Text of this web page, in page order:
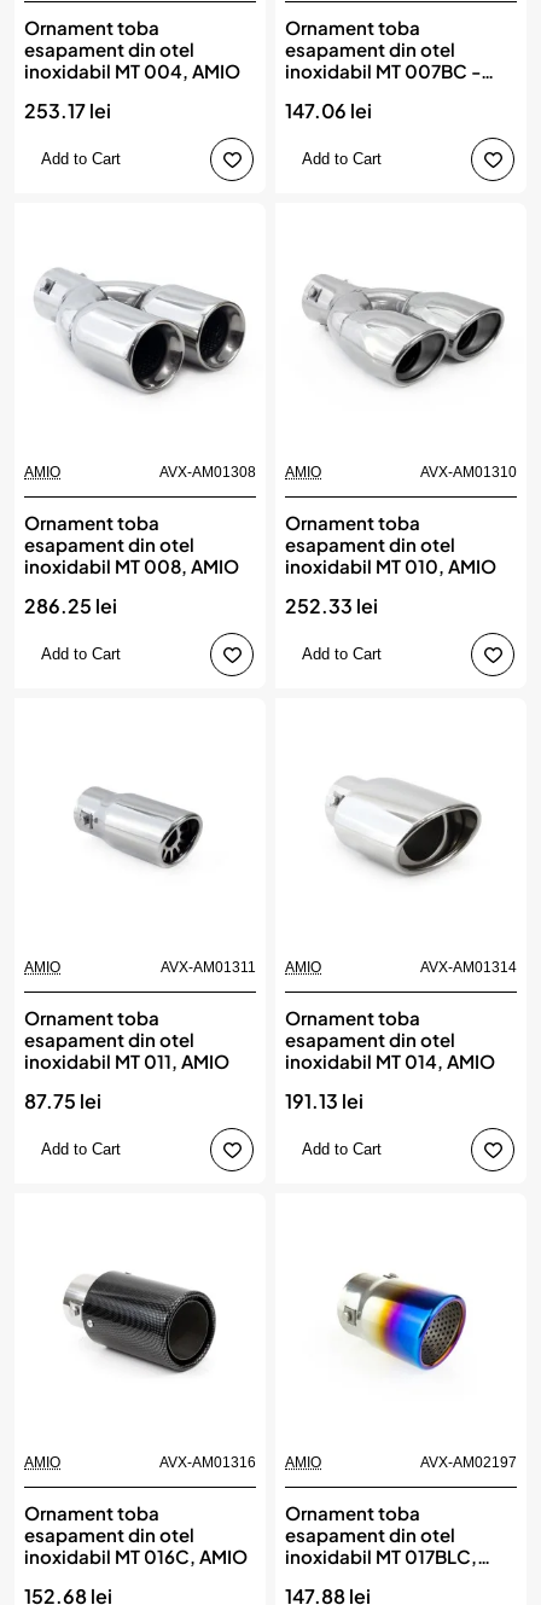
Ornament toba
esapament din otel
inoxidabil MT 004, AMIO
253.17 lei
Add to Cart
Ornament toba
esapament din otel
inoxidabil MT 007BC -
147.06 lei
Add to Cart
AMIO AVX-AM01308
Ornament toba
esapament din otel
inoxidabil MT 008, AMIO
286.25 lei
Add to Cart
AMIO AVX-AM01310
Ornament toba
esapament din otel
inoxidabil MT 010, AMIO
252.33 lei
Add to Cart
AMIO AVX-AM01311
Ornament toba
esapament din otel
inoxidabil MT 011, AMIO
87.75 lei
Add to Cart
AMIO AVX-AM01314
Ornament toba
esapament din otel
inoxidabil MT 014, AMIO
191.13 lei
Add to Cart
AMIO AVX-AM01316
Ornament toba
esapament din otel
inoxidabil MT 016C, AMIO
152.68 lei
AMIO AVX-AM02197
Ornament toba
esapament din otel
inoxidabil MT 017BLC,
147.88 lei